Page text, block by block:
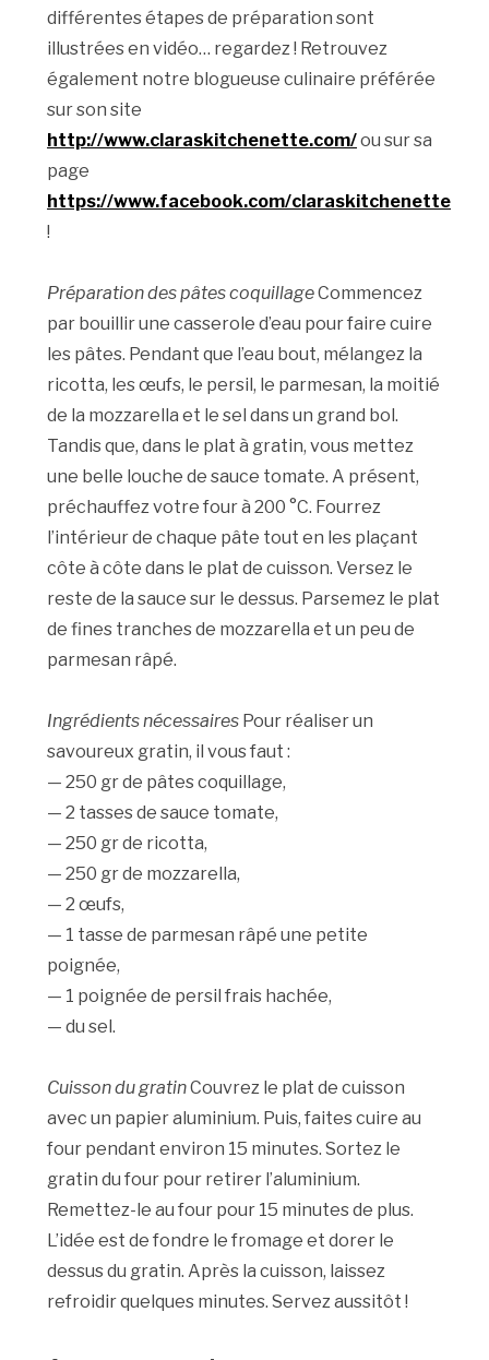
différentes étapes de préparation sont
illustrées en vidéo… regardez ! Retrouvez
également notre blogueuse culinaire préférée
sur son site
http://www.claraskitchenette.com/ou sur sa
page
https://www.facebook.com/claraskitchenette
!
Préparation des pâtes coquillageCommencez
par bouillir une casserole d’eau pour faire cuire
les pâtes. Pendant que l’eau bout, mélangez la
ricotta, les œufs, le persil, le parmesan, la moitié
de la mozzarella et le sel dans un grand bol.
Tandis que, dans le plat à gratin, vous mettez
une belle louche de sauce tomate. A présent,
préchauffez votre four à 200 °C. Fourrez
l’intérieur de chaque pâte tout en les plaçant
côte à côte dans le plat de cuisson. Versez le
reste de la sauce sur le dessus. Parsemez le plat
de fines tranches de mozzarella et un peu de
parmesan râpé.
Ingrédients nécessaires Pour réaliser un
savoureux gratin, il vous faut :
— 250 gr de pâtes coquillage,
— 2 tasses de sauce tomate,
— 250 gr de ricotta,
— 250 gr de mozzarella,
— 2 œufs,
— 1 tasse de parmesan râpé une petite
poignée,
— 1 poignée de persil frais hachée,
— du sel.
Cuisson du gratinCouvrez le plat de cuisson
avec un papier aluminium. Puis, faites cuire au
four pendant environ 15 minutes. Sortez le
gratin du four pour retirer l’aluminium.
Remettez-le au four pour 15 minutes de plus.
L’idée est de fondre le fromage et dorer le
dessus du gratin. Après la cuisson, laissez
refroidir quelques minutes. Servez aussitôt !